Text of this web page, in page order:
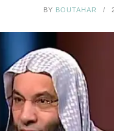
BY BOUTAHAR